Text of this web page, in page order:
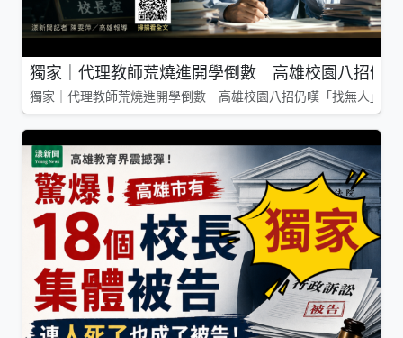
獨家｜代理教師荒燒進開學倒數 高雄校園八招仍
獨家｜代理教師荒燒進開學倒數 高雄校園八招仍嘆「找無人」